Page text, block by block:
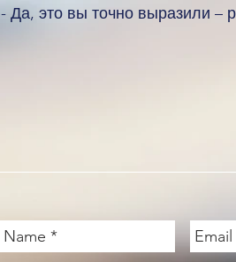
- Да, это вы точно выразили –